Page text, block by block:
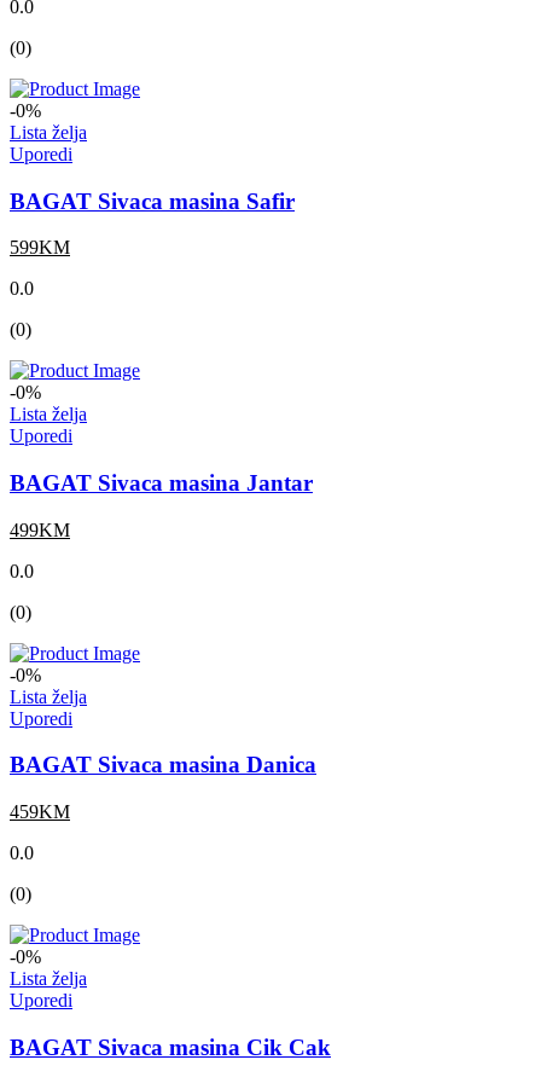
0.0
(0)
-0%
Lista želja
Uporedi
BAGAT Sivaca masina Safir
599KM
0.0
(0)
-0%
Lista želja
Uporedi
BAGAT Sivaca masina Jantar
499KM
0.0
(0)
-0%
Lista želja
Uporedi
BAGAT Sivaca masina Danica
459KM
0.0
(0)
-0%
Lista želja
Uporedi
BAGAT Sivaca masina Cik Cak